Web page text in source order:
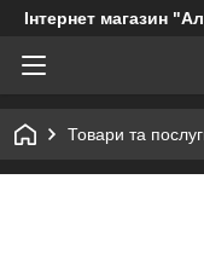
Інтернет магазин
Товари та